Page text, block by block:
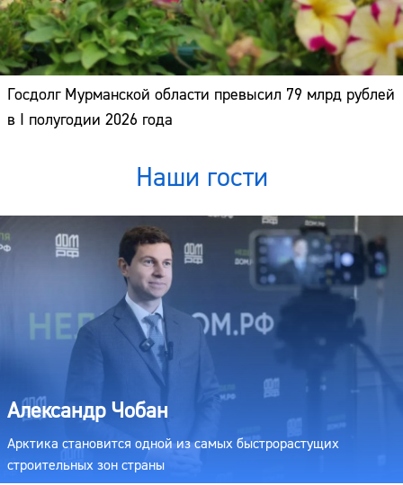
Госдолг Мурманской области превысил 79 млрд рублей
в I полугодии 2026 года
Наши гости
Александр Чобан
Арктика становится одной из самых быстрорастущих
строительных зон страны